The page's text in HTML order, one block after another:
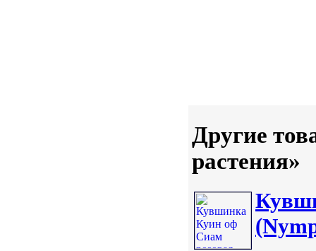
Другие
растения»